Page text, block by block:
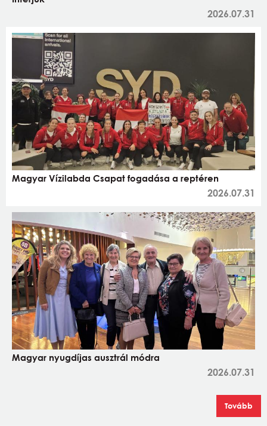
2026.07.31
Magyar Vízilabda Csapat fogadása a reptéren
2026.07.31
Magyar nyugdíjas ausztrál módra
2026.07.31
Tovább